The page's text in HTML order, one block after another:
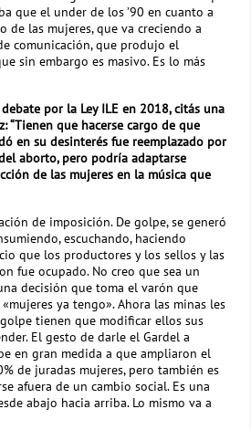
que el under de los ’90 en cuanto a
de las mujeres, que va creciendo a
comunicación, que produjo el
sin embargo es masivo. Es lo más
por la Ley ILE en 2018, citás una
“Tienen que hacerse cargo de que
en su desinterés fue reemplazado por
aborto, pero podría adaptarse
de las mujeres en la música que
de imposición. De golpe, se generó
escuchando, haciendo
que los productores y los sellos y las
fue ocupado. No creo que sea un
decisión que toma el varón que
ya tengo». Ahora las minas les
tienen que modificar ellos sus
El gesto de darle el Gardel a
en gran medida a que ampliaron el
de juradas mujeres, pero también es
afuera de un cambio social. Es una
abajo hacia arriba. Lo mismo va a